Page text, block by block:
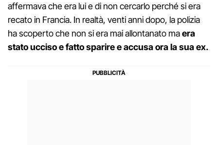
affermava che era lui e di non cercarlo perché si era
recato in Francia. In realtà, venti anni dopo, la polizia
ha scoperto che non si era mai allontanato maera
stato ucciso e fatto sparire e accusa ora la sua ex.